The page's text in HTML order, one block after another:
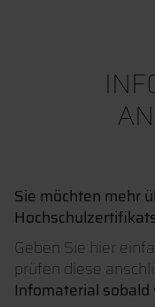
Sie möchten mehr
Geben Sie hier
prüfen diese
Infomaterial